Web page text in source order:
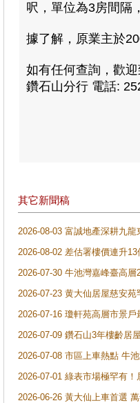
呎，單位為3房間隔
據了解，原業主於
如有任何查詢，歡迎
鑽石山分行 電話:
其它新聞稿
2026-08-03 富誠地產深耕九
2026-08-02 差估署樓價連升
2026-07-30 牛池灣嘉峰臺高
2026-07-23 黄大仙居屋慈安
2026-07-16 瓊軒苑高層市景
2026-07-09 鑽石山3年樓齡居
2026-07-08 市區上車熱點 牛
2026-07-01 綠表市場極罕有
2026-06-26 黃大仙上車首選